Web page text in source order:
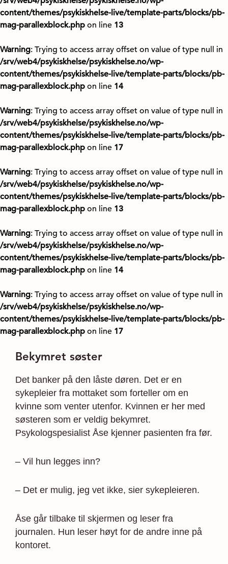
content/themes/psykiskhelse-live/template-parts/blocks/pb-
mag-parallexblock.php on line 13
Warning: Trying to access array offset on value of type null in
/srv/web4/psykiskhelse/psykiskhelse.no/wp-
content/themes/psykiskhelse-live/template-parts/blocks/pb-
mag-parallexblock.php on line 14
Warning: Trying to access array offset on value of type null in
/srv/web4/psykiskhelse/psykiskhelse.no/wp-
content/themes/psykiskhelse-live/template-parts/blocks/pb-
mag-parallexblock.php on line 17
Warning: Trying to access array offset on value of type null in
/srv/web4/psykiskhelse/psykiskhelse.no/wp-
content/themes/psykiskhelse-live/template-parts/blocks/pb-
mag-parallexblock.php on line 13
Warning: Trying to access array offset on value of type null in
/srv/web4/psykiskhelse/psykiskhelse.no/wp-
content/themes/psykiskhelse-live/template-parts/blocks/pb-
mag-parallexblock.php on line 14
Warning: Trying to access array offset on value of type null in
/srv/web4/psykiskhelse/psykiskhelse.no/wp-
content/themes/psykiskhelse-live/template-parts/blocks/pb-
mag-parallexblock.php on line 17
Bekymret søster
Det banker på den låste døren. Det er en
sykepleier fra mottaket som forteller om en
kvinne som venter utenfor. Kvinnen er her med
søsteren som er veldig bekymret.
Psykologspesialist Åse kjenner pasienten fra før.
– Vil hun legges inn?
– Det er mulig, jeg vet ikke, sier sykepleieren.
Åse går tilbake til skjermen og leser fra
journalen. Hun leser høyt for de andre inne på
kontoret.